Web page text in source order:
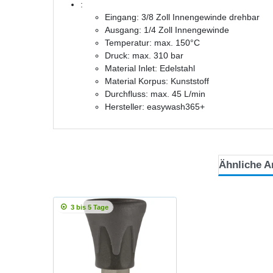
:
Eingang: 3/8 Zoll Innengewinde drehbar
Ausgang: 1/4 Zoll Innengewinde
Temperatur: max. 150°C
Druck: max. 310 bar
Material Inlet: Edelstahl
Material Korpus: Kunststoff
Durchfluss: max. 45 L/min
Hersteller: easywash365+
Ähnliche
3 bis 5 Tage